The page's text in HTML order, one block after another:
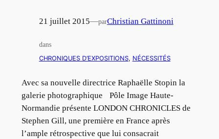
21 juillet 2015—parChristian Gattinoni
dans
CHRONIQUES D’EXPOSITIONS, NÉCESSITÉS
Avec sa nouvelle directrice Raphaëlle Stopin la
galerie photographique Pôle Image Haute-
Normandie présente LONDON CHRONICLES de
Stephen Gill, une première en France après
l’ample rétrospective que lui consacrait